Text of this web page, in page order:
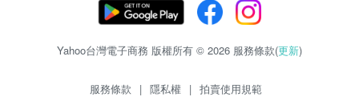
Yahoo台灣電子商務 版權所有 © 2026 服務條款(更新)
服務條款 | 隱私權 | 拍賣使用規範